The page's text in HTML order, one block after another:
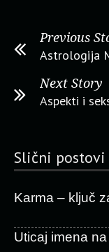
Previous
Astrologija
Next Story
Aspekti i
Slični postovi
Karma – ključ
Uticaj imena